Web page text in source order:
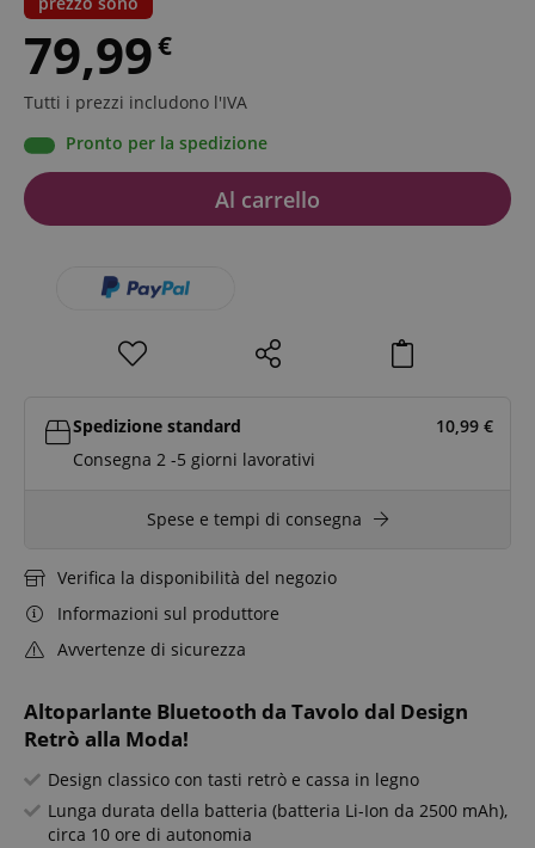
Altoparlante Bluetooth da Tavolo dal Design
Retrò alla Moda!
Design classico con tasti retrò e cassa in legno
Lunga durata della batteria (batteria Li-Ion da 2500 mAh),
circa 10 ore di autonomia
79,99€
Tutti i prezzi includono l'IVA
Pronto per la spedizione
Al carrello
Spedizione standard 10,99 €
Consegna 2 -5 giorni lavorativi
Spese e tempi di consegna
Verifica la disponibilità del negozio
Informazioni sul produttore
Avvertenze di sicurezza